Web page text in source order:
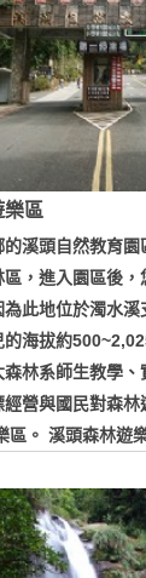
樂區
溪頭自然教育
，進入園區後
此地位於濁水
的海拔約
林系師生教學、
營與國民對森
區。 溪頭森林遊